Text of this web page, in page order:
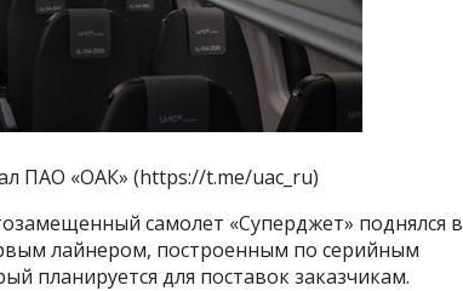
ПАО «ОАК» (https://t.me/uac_ru)
самолет «Суперджет» поднялся в
лайнером, построенным по серийным
планируется для поставок заказчикам.